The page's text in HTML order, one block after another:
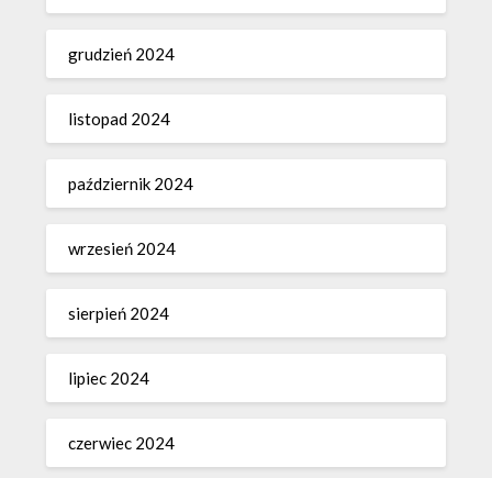
grudzień 2024
listopad 2024
październik 2024
wrzesień 2024
sierpień 2024
lipiec 2024
czerwiec 2024